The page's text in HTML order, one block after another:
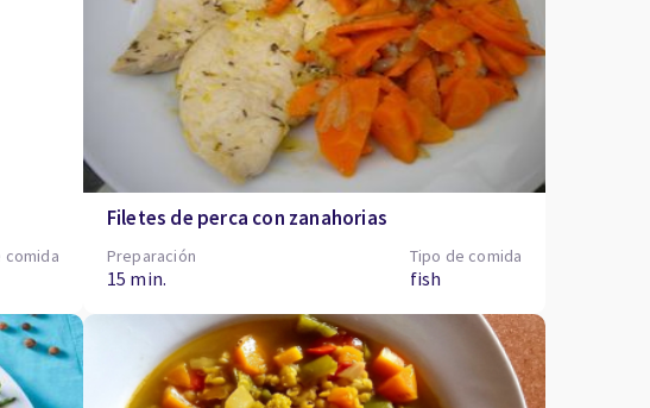
comida
Filetes de perca con zanahorias
Preparación
15 min.
Tipo de comida
fish